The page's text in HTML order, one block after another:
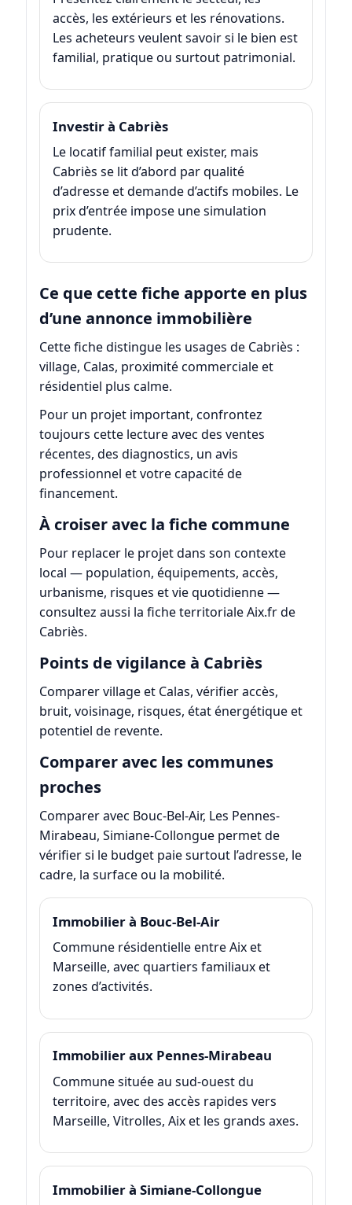
accès, les extérieurs et les rénovations.
Les acheteurs veulent savoir si le bien est
familial, pratique ou surtout patrimonial.
Investir à Cabriès
Le locatif familial peut exister, mais
Cabriès se lit d’abord par qualité
d’adresse et demande d’actifs mobiles. Le
prix d’entrée impose une simulation
prudente.
Ce que cette fiche apporte en plus
d’une annonce immobilière
Cette fiche distingue les usages de Cabriès :
village, Calas, proximité commerciale et
résidentiel plus calme.
Pour un projet important, confrontez
toujours cette lecture avec des ventes
récentes, des diagnostics, un avis
professionnel et votre capacité de
financement.
À croiser avec la fiche commune
Pour replacer le projet dans son contexte
local — population, équipements, accès,
urbanisme, risques et vie quotidienne —
consultez aussi la fiche territorialeAix.fr de
Cabriès.
Points de vigilance à Cabriès
Comparer village et Calas, vérifier accès,
bruit, voisinage, risques, état énergétique et
potentiel de revente.
Comparer avec les communes
proches
Comparer avec Bouc-Bel-Air, Les Pennes-
Mirabeau, Simiane-Collongue permet de
vérifier si le budget paie surtout l’adresse, le
cadre, la surface ou la mobilité.
Immobilier à Bouc-Bel-Air
Commune résidentielle entre Aix et
Marseille, avec quartiers familiaux et
zones d’activités.
Immobilier aux Pennes-Mirabeau
Commune située au sud-ouest du
territoire, avec des accès rapides vers
Marseille, Vitrolles, Aix et les grands axes.
Immobilier à Simiane-Collongue